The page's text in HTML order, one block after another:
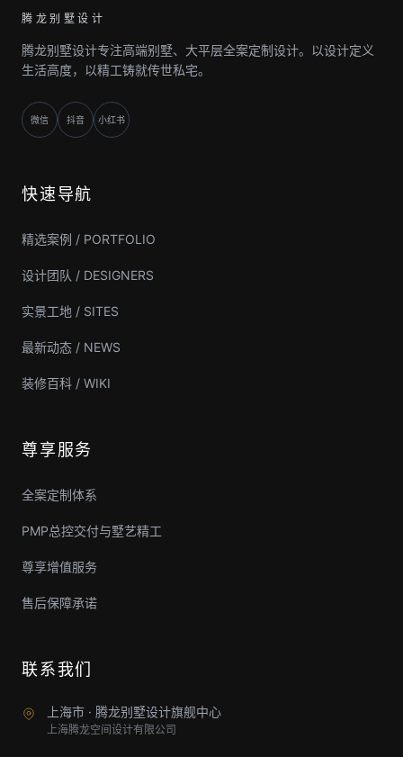
腾龙别墅设计
腾龙别墅设计专注高端别墅、大平层全案定制设计。以设计定义
生活高度，以精工铸就传世私宅。
微信 抖音 小红书
快速导航
精选案例 / PORTFOLIO
设计团队 / DESIGNERS
实景工地 / SITES
最新动态 / NEWS
装修百科 / WIKI
尊享服务
全案定制体系
PMP总控交付与墅艺精工
尊享增值服务
售后保障承诺
联系我们
上海市 · 腾龙别墅设计旗舰中心
上海腾龙空间设计有限公司